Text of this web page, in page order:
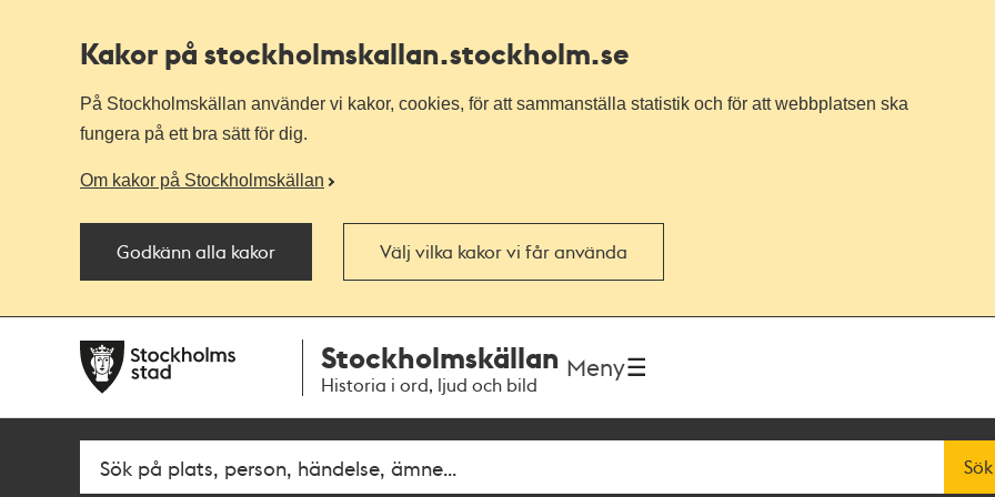
Kakor på stockholmskallan.stockholm.se
På Stockholmskällan använder vi kakor, cookies, för att sammanställa statistik och för att webbplatsen ska
fungera på ett bra sätt för dig.
Om kakor på Stockholmskällan
Godkänn alla kakor Välj vilka kakor vi får använda
navigationen
huvudinnehållet
Stockholmskällan
Historia i ord, ljud och bild
Meny
Fritextsök Sök